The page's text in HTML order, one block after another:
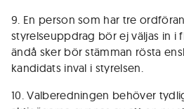
9. En person som har tre
styrelseuppdrag bör ej väljas in i
ändå sker bör stämman rösta
kandidats inval i styrelsen.
10. Valberedningen behöver